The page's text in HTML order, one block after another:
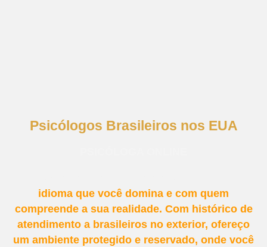
Psicólogos Brasileiros nos EUA
idioma que você domina e com quem
compreende a sua realidade. Com histórico de
atendimento a brasileiros no exterior, ofereço
um ambiente protegido e reservado, onde você